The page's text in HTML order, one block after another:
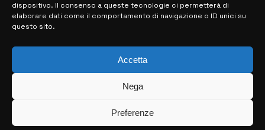
dispositivo. Il consenso a queste tecnologie ci permetterà di
elaborare dati come il comportamento di navigazione o ID unici su
questo sito.
Accetta
Nega
Preferenze
> NOTIZIE